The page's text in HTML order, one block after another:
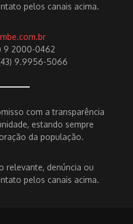
pelos canais acima.
9 2000-0462
9.9956-5066
com a transparência
estando sempre
da população.
relevante, denúncia ou
pelos canais acima.